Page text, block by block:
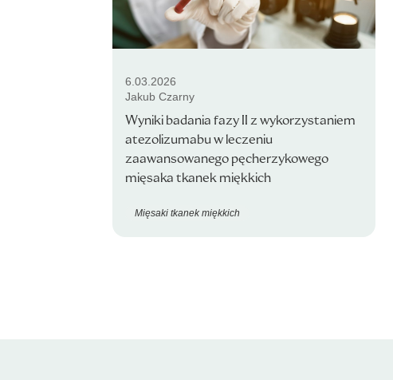
6.03.2026
Jakub Czarny
Wyniki badania fazy II z wykorzystaniem
atezolizumabu w leczeniu
zaawansowanego pęcherzykowego
mięsaka tkanek miękkich
Mięsaki tkanek miękkich